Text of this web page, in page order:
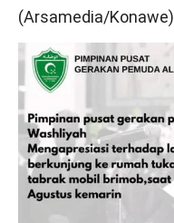
(Arsamedia/Konawe)